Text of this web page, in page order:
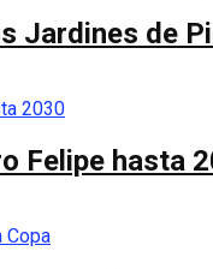
Jardines de
Felipe hasta